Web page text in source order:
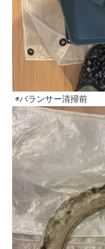
◉バランサー清掃前